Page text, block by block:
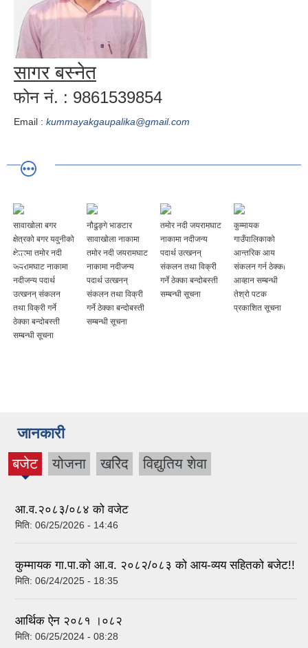
सागर बस्‍नेत
फोन नं. : 9861539854
Email : kummayakgaupalika@gmail.com
सावाखोला बगर
क्षेत्रको बगर यवुनीको
क्षेत्रमा तमोर नदी
जयरामघाट नाकामा
नदीजन्य पदार्थ
उत्खनन् संकलन
तथा विक्री गर्ने
ठेक्का बन्दोबस्ती
सम्बन्धी सूचना
नौढुङ्गे भाङटार
सावाखोला नाकामा
तमोर नदी जयरामघाट
नाकामा नदीजन्य
पदार्थ उत्खनन्
संकलन तथा विक्री
गर्ने ठेक्का बन्दोबस्ती
सम्बन्धी सूचना
तमोर नदी जयरामघाट
नाकामा नदीजन्य
पदार्थ उत्खनन्
संकलन तथा विक्री
गर्ने ठेक्का बन्दोबस्ती
सम्बन्धी सूचना
कुम्मायक
गाउँपालिकाको
आन्तरिक आय
संकलन गर्न ठेक्का
आव्हान सम्बन्धी
तेश्रो पटक
प्रकाशित सूचना
जानकारी
बजेट
(active
योजना खरिेद विद्युतिय शेवा
आ.व.२०८३/०८४ को वजेट
मिति: 06/25/2026 - 14:46
कुम्मायक गा.पा.को आ.व. २०८२/०८३ को आय-व्यय सहितको बजेट!!
मिति: 06/24/2025 - 18:35
आर्थिक ऐन २०८१ ।०८२
मिति: 06/25/2024 - 08:28